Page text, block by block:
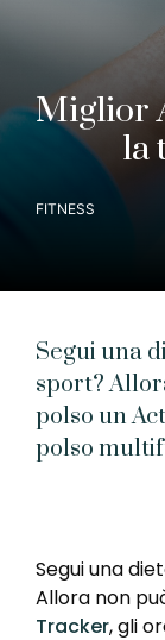
Miglior
la
FITNESS
Segui una
sport?
polso un
polso
Segui una
Allora non
Tracker, gli